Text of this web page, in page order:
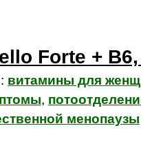
Forte +
витамины для
,
менопаузы